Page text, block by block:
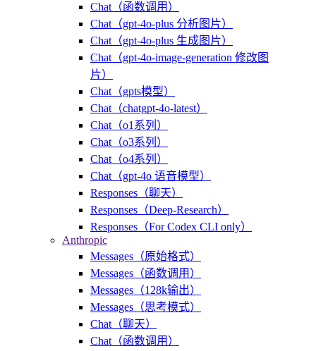
Chat（函数调用）
Chat（gpt-4o-plus 分析图片）
Chat（gpt-4o-plus 生成图片）
Chat（gpt-4o-image-generation 修改图
片）
Chat（gpts模型）
Chat（chatgpt-4o-latest）
Chat（o1系列）
Chat（o3系列）
Chat（o4系列）
Chat（gpt-4o 语音模型）
Responses（聊天）
Responses（Deep-Research）
Responses（For Codex CLI only）
Anthropic
Messages（原始格式）
Messages（函数调用）
Messages（128k输出）
Messages（思考模式）
Chat（聊天）
Chat（函数调用）